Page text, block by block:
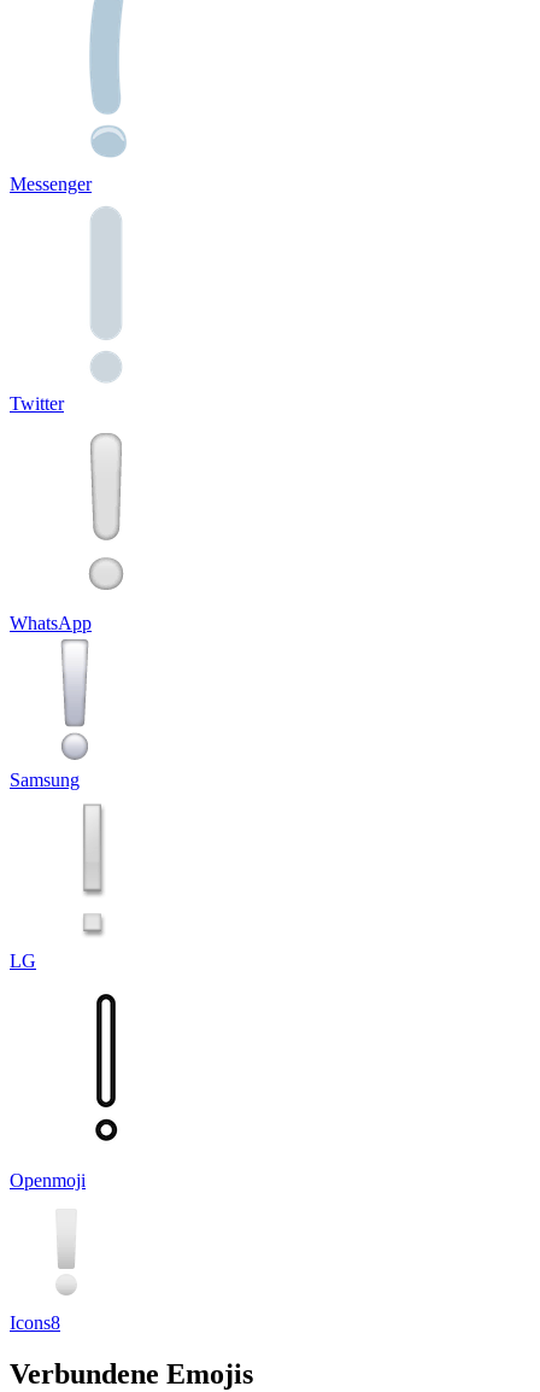
Messenger
Twitter
WhatsApp
Samsung
LG
Openmoji
Icons8
Verbundene Emojis